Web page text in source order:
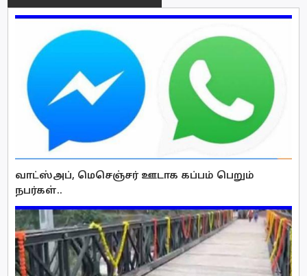
வாட்ஸ்அப், மெசெஞ்சர் ஊடாக கப்பம் பெறும்
நபர்கள்..